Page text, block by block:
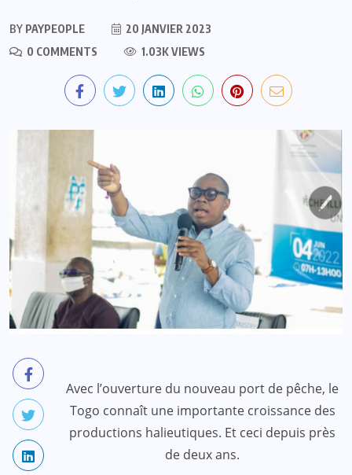
BY PAYPEOPLE
20 JANVIER 2023
0 COMMENTS
1.03K VIEWS
Avec l’ouverture du nouveau port de pêche, le
Togo connaît une importante croissance des
productions halieutiques. Et ceci depuis près
de deux ans.